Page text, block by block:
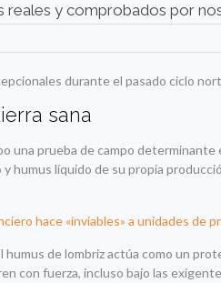
y comprobados por
durante el pasado ciclo
sana
una prueba de campo
líquido de su propia
hace «inviables» a unidades de
humus de lombriz actúa como un
con fuerza, incluso bajo las